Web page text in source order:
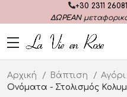
+30 2311
ΔΩΡΕΑΝ
Αρχική Βάπτιση
Αγόρι
Ονόματα - Στολισμός